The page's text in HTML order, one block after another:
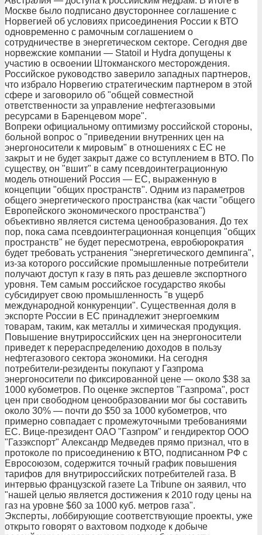
Москве было подписано двустороннее соглашение с
Норвегией об условиях присоединения России к ВТО
одновременно с рамочным соглашением о
сотрудничестве в энергетическом секторе. Сегодня две
норвежские компании — Statoil и Hydra допущены к
участию в освоении Штокманского месторождения.
Российское руководство заверило западных партнеров,
что избрало Норвегию стратегическим партнером в этой
сфере и заговорило об "общей совместной
ответственности за управление нефтегазовыми
ресурсами в Баренцевом море".
Вопреки официальному оптимизму российской стороны,
больной вопрос о "приведении внутренних цен на
энергоносители к мировым" в отношениях с ЕС не
закрыт и не будет закрыт даже со вступлением в ВТО. По
существу, он "вшит" в саму псевдоинтеграционную
модель отношений Россия — ЕС, выраженную в
концепции "общих пространств". Одним из параметров
общего энергетического пространства (как части "общего
Европейского экономического пространства")
объективно является система ценообразования. До тех
пор, пока сама псевдоинтеграционная концепция "общих
пространств" не будет пересмотрена, евробюрократия
будет требовать устранения "энергетического демпинга",
из-за которого российские промышленные потребители
получают доступ к газу в пять раз дешевле экспортного
уровня. Тем самым российское государство якобы
субсидирует свою промышленность "в ущерб
международной конкуренции". Существенная доля в
экспорте России в ЕС принадлежит энергоемким
товарам, таким, как металлы и химическая продукция.
Повышение внутрироссийских цен на энергоносители
приведет к перераспределению доходов в пользу
нефтегазового сектора экономики. На сегодня
потребители-резиденты покупают у Газпрома
энергоносители по фиксированной цене — около $38 за
1000 кубометров. По оценке экспертов "Газпрома", рост
цен при свободном ценообразовании мог бы составить
около 30% — почти до $50 за 1000 кубометров, что
примерно совпадает с промежуточными требованиями
ЕС. Вице-президент ОАО "Газпром" и гендиректор ООО
"Газэкспорт" Александр Медведев прямо признал, что в
протоколе по присоединению к ВТО, подписанном РФ с
Евросоюзом, содержится точный график повышения
тарифов для внутрироссийских потребителей газа. В
интервью французской газете La Tribune он заявил, что
"нашей целью является достижения к 2010 году цены на
газ на уровне $60 за 1000 куб. метров газа".
Эксперты, лоббирующие соответствующие проекты, уже
открыто говорят о вахтовом подходе к добыче